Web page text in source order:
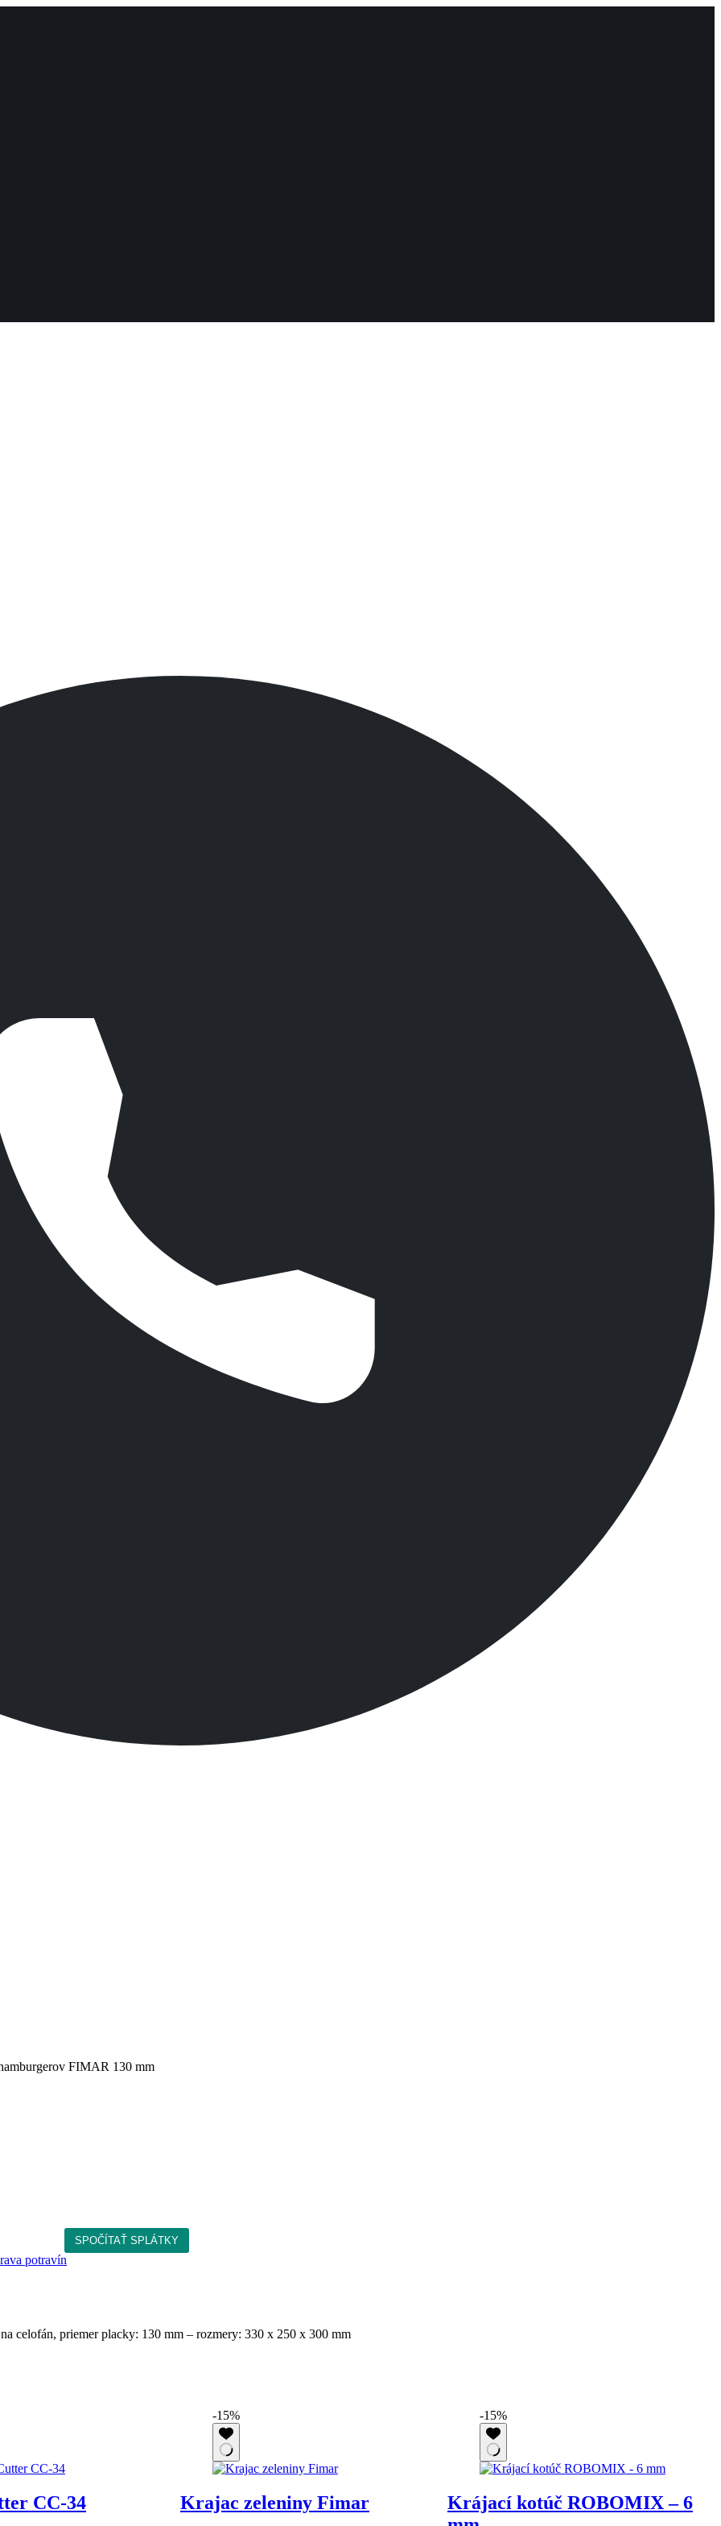
FIMAR 130 mm
potravín
celofán, priemer placky: 130 mm – rozmery: 330 x 250 x 300 mm
CC-34
-15%
Krajac zeleniny Fimar
-15%
Krájací kotúč ROBOMIX – 6